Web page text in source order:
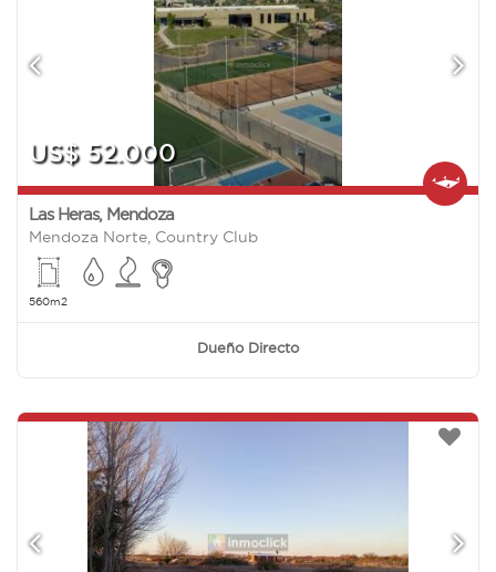
US$ 52.000
Las Heras, Mendoza
Mendoza Norte, Country Club
560m2
Dueño Directo